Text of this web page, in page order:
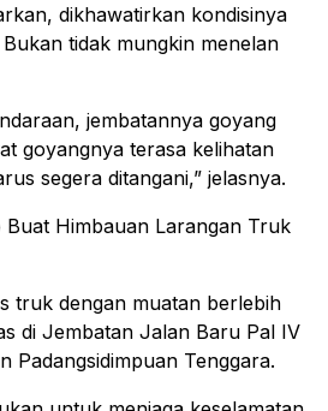
dikhawatirkan kondisinya
tidak mungkin menelan
jembatannya goyang
goyangnya terasa kelihatan
segera ditangani,” jelasnya.
Buat Himbauan Larangan Truk
truk dengan muatan berlebih
di Jembatan Jalan Baru Pal IV
Padangsidimpuan Tenggara.